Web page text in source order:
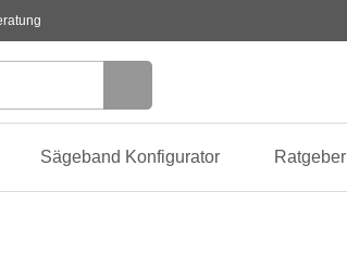
Sägeband Konfigurator Ratgeber